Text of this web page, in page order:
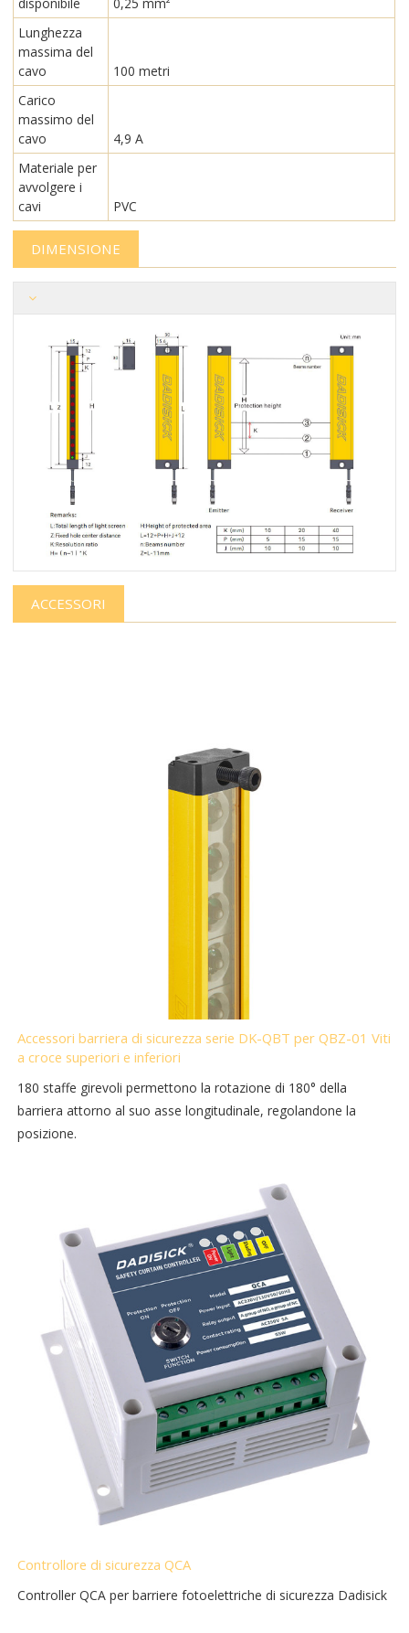
Lunghezza
massima del
cavo
100 metri
Carico
massimo del
cavo
4,9 A
Materiale per
avvolgere i
cavi
PVC
DIMENSIONE
ACCESSORI
Accessori barriera di sicurezza serie DK-QBT per QBZ-01 Viti
a croce superiori e inferiori
180 staffe girevoli permettono la rotazione di 180° della
barriera attorno al suo asse longitudinale, regolandone la
posizione.
Controllore di sicurezza QCA
Controller QCA per barriere fotoelettriche di sicurezza Dadisick